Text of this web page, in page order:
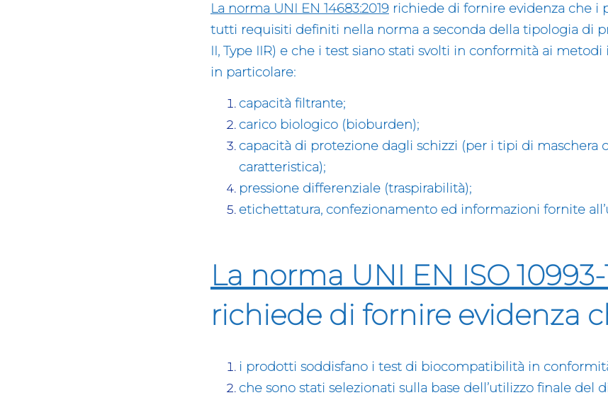
La norma UNI EN 14683:2019 richiede di fornire evidenza che i
tutti requisiti definiti nella norma a seconda della tipologia di
II, Type IIR) e che i test siano stati svolti in conformità ai
in particolare:
capacità filtrante;
carico biologico (bioburden);
capacità di protezione dagli schizzi (per i tipi di maschera
caratteristica);
pressione differenziale (traspirabilità);
etichettatura, confezionamento ed informazioni fornite
La norma UNI EN ISO 10993-
richiede di fornire evidenza
i prodotti soddisfano i test di biocompatibilità in
che sono stati selezionati sulla base dell’utilizzo finale del